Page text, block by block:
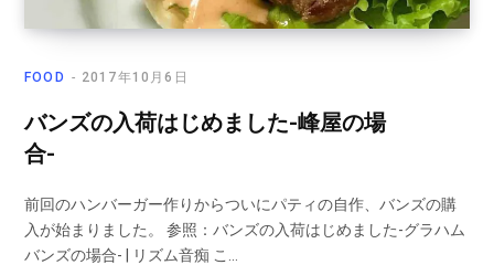
FOOD 2017年10月6日
バンズの入荷はじめました-峰屋の場
合-
前回のハンバーガー作りからついにパティの自作、バンズの購
入が始まりました。 参照：バンズの入荷はじめました-グラハム
バンズの場合- | リズム音痴 こ…